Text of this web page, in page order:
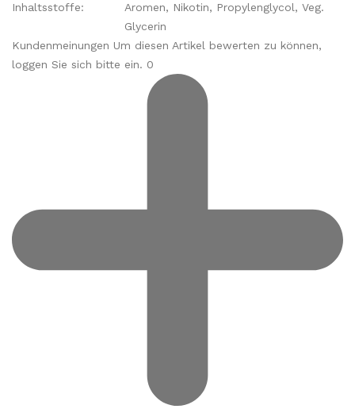
Inhaltsstoffe:
Aromen, Nikotin, Propylenglycol, Veg.
Glycerin
Kundenmeinungen Um diesen Artikel bewerten zu können,
loggen Sie sich bitte ein. 0